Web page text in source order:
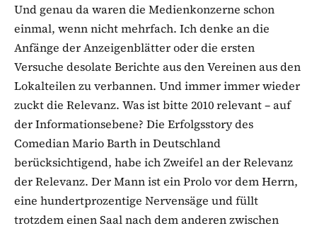
Und genau da waren die Medienkonzerne schon
einmal, wenn nicht mehrfach. Ich denke an die
Anfänge der Anzeigenblätter oder die ersten
Versuche desolate Berichte aus den Vereinen aus den
Lokalteilen zu verbannen. Und immer immer wieder
zuckt die Relevanz. Was ist bitte 2010 relevant – auf
der Informationsebene? Die Erfolgsstory des
Comedian Mario Barth in Deutschland
berücksichtigend, habe ich Zweifel an der Relevanz
der Relevanz. Der Mann ist ein Prolo vor dem Herrn,
eine hundertprozentige Nervensäge und füllt
trotzdem einen Saal nach dem anderen zwischen